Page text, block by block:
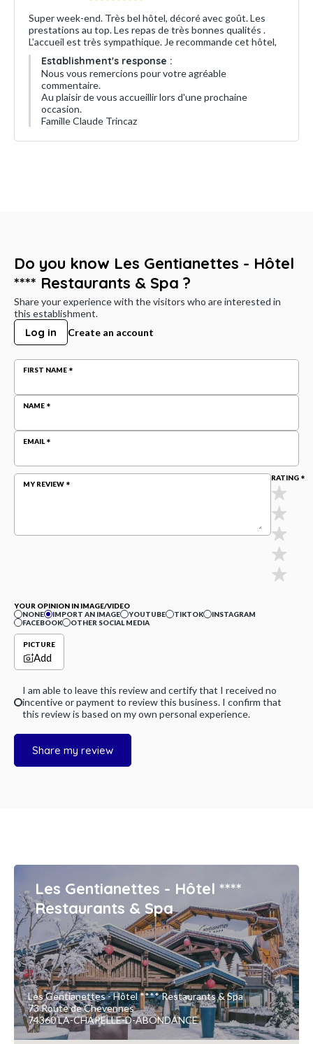
Super week-end. Très bel hôtel, décoré avec goût. Les
prestations au top. Les repas de très bonnes qualités .
L’accueil est très sympathique. Je recommande cet hôtel,
Establishment's response :
Nous vous remercions pour votre agréable
commentaire.
Au plaisir de vous accueillir lors d'une prochaine
occasion.
Famille Claude Trincaz
Do you know Les Gentianettes - Hôtel
**** Restaurants & Spa ?
Share your experience with the visitors who are interested in
this establishment.
Log in Create an account
FIRST NAME
NAME
EMAIL
MY REVIEW
RATING
YOUR OPINION IN IMAGE/VIDEO
NONE
IMPORT AN IMAGE YOUTUBE TIKTOK
INSTAGRAM
FACEBOOK
OTHER SOCIAL MEDIA
PICTURE
Add
I am able to leave this review and certify that I received no
incentive or payment to review this business. I confirm that
this review is based on my own personal experience.
Share my review
Les Gentianettes - Hôtel ****
Restaurants & Spa
Les Gentianettes - Hôtel **** Restaurants & Spa
73 Route de Chevennes
74360 LA-CHAPELLE-D-ABONDANCE